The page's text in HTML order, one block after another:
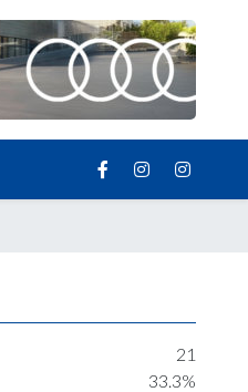
21
33.3%